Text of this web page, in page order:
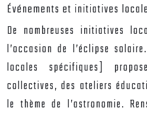
Événements et initiatives
De nombreuses initiatives
l’occasion de l’éclipse
locales spécifiques]
collectives, des ateliers
le thème de l’astronomie.